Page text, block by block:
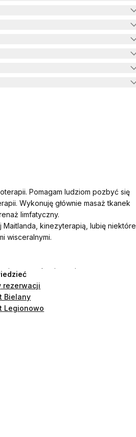
Pomagam ludziom pozbyć się
Wykonuję głównie masaż tkanek
limfatyczny.
Maitlanda, kinezyterapią, lubię niektóre
wisceralnymi.
oraz w Legionowie.
rezerwacji
Bielany
Legionowo